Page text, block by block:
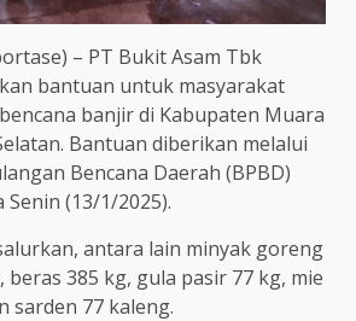
– PT Bukit Asam Tbk
bantuan untuk masyarakat
banjir di Kabupaten Muara
Bantuan diberikan melalui
Bencana Daerah (BPBD)
(13/1/2025).
antara lain minyak goreng
beras 385 kg, gula pasir 77 kg, mie
sarden 77 kaleng.